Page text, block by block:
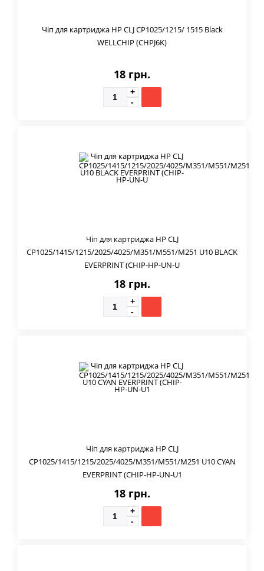
Чіп для картриджа HP CLJ CP1025/1215/ 1515 Black
WELLCHIP (CHPJ6K)
18 грн.
Чіп для картриджа HP CLJ
CP1025/1415/1215/2025/4025/M351/M551/M251 U10 BLACK
EVERPRINT (CHIP-HP-UN-U
18 грн.
Чіп для картриджа HP CLJ
CP1025/1415/1215/2025/4025/M351/M551/M251 U10 CYAN
EVERPRINT (CHIP-HP-UN-U1
18 грн.